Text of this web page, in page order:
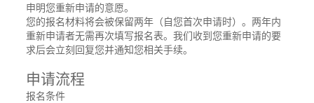
申明您重新申请的意愿。
您的报名材料将会被保留两年（自您首次申请时）。两年内
重新申请者无需再次填写报名表。我们收到您重新申请的要
求后会立刻回复您并通知您相关手续。
申请流程
报名条件